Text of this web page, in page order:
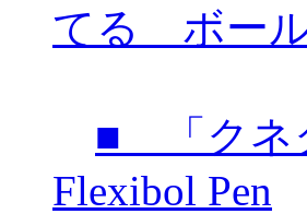
てる ボー
■ 「クネ
Flexibol Pen